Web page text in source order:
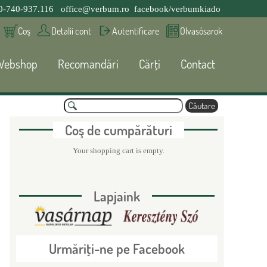
740-937.116 office@verbum.ro facebook/verbumkiado
Coş Detalii cont Autentificare Olvasósarok
Recomandări Cărţi Contact
F
m
l
C
ă
u
tCoş de cumpărături
Your shopping cart is empty.
Lapjaink
Urmăriţi-ne pe Facebook